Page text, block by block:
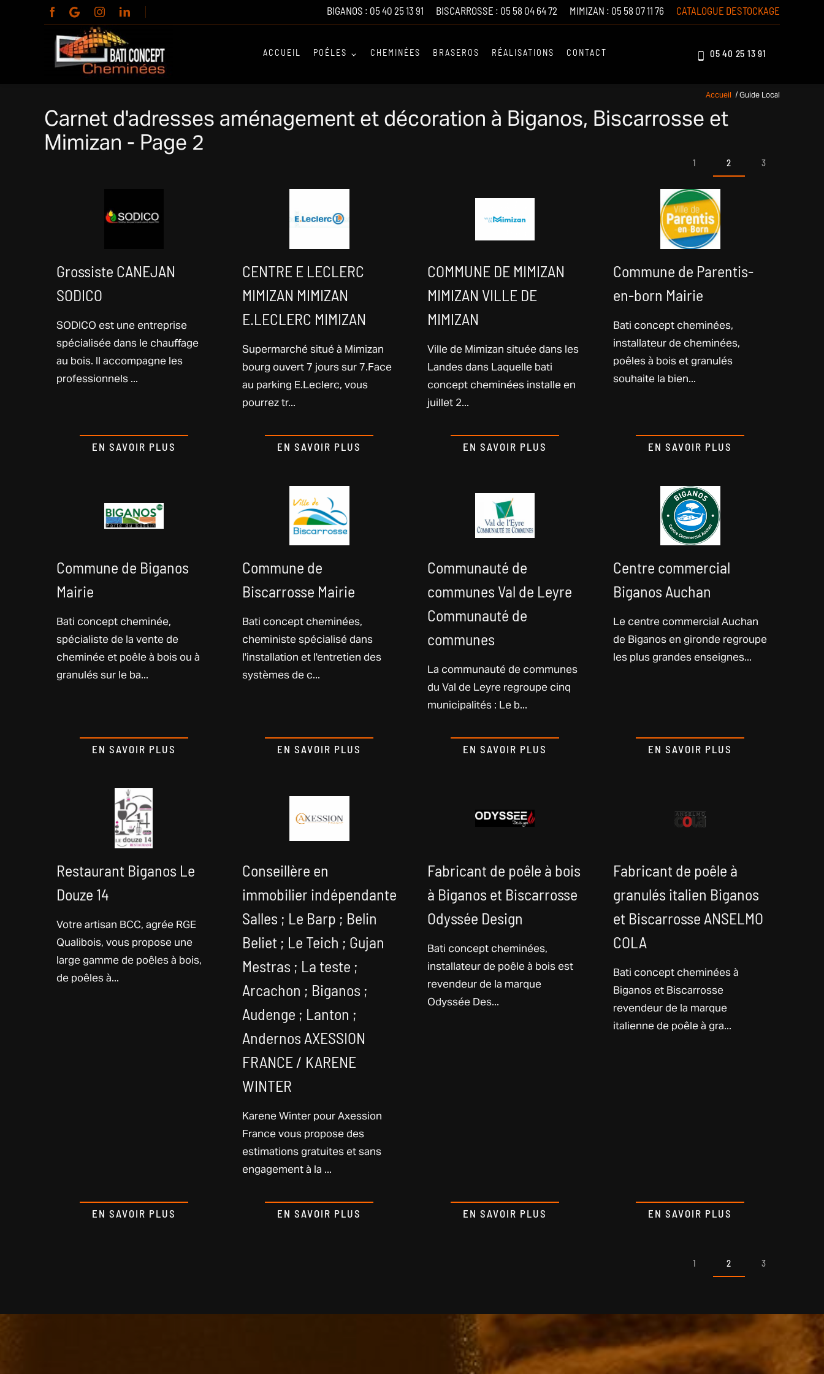
BIGANOS : 05 40 25 13 91 BISCARROSSE : 05 58 04 64 72 MIMIZAN : 05 58 07 11 76 CATALOGUE DESTOCKAGE
ACCUEIL POÊLES CHEMINÉES BRASEROS RÉALISATIONS CONTACT 05 40 25 13 91
Accueil Guide Local
Carnet d'adresses aménagement et décoration à Biganos, Biscarrosse et
Mimizan - Page 2
1 2 3
Grossiste CANEJAN
SODICO
SODICO est une entreprise
spécialisée dans le chauffage
au bois. Il accompagne les
professionnels ...
EN SAVOIR PLUS
CENTRE E LECLERC
MIMIZAN MIMIZAN
E.LECLERC MIMIZAN
Supermarché situé à Mimizan
bourg ouvert 7 jours sur 7.Face
au parking E.Leclerc, vous
pourrez tr...
EN SAVOIR PLUS
COMMUNE DE MIMIZAN
MIMIZAN VILLE DE
MIMIZAN
Ville de Mimizan située dans les
Landes dans Laquelle bati
concept cheminées installe en
juillet 2...
EN SAVOIR PLUS
Commune de Parentis-
en-born Mairie
Bati concept cheminées,
installateur de cheminées,
poêles à bois et granulés
souhaite la bien...
EN SAVOIR PLUS
Commune de Biganos
Mairie
Bati concept cheminée,
spécialiste de la vente de
cheminée et poêle à bois ou à
granulés sur le ba...
EN SAVOIR PLUS
Commune de
Biscarrosse Mairie
Bati concept cheminées,
cheministe spécialisé dans
l'installation et l'entretien des
systèmes de c...
EN SAVOIR PLUS
Communauté de
communes Val de Leyre
Communauté de
communes
La communauté de communes
du Val de Leyre regroupe cinq
municipalités : Le b...
EN SAVOIR PLUS
Centre commercial
Biganos Auchan
Le centre commercial Auchan
de Biganos en gironde regroupe
les plus grandes enseignes...
EN SAVOIR PLUS
Restaurant Biganos Le
Douze 14
Votre artisan BCC, agrée RGE
Qualibois, vous propose une
large gamme de poêles à bois,
de poêles à...
EN SAVOIR PLUS
Conseillère en
immobilier indépendante
Salles ; Le Barp ; Belin
Beliet ; Le Teich ; Gujan
Mestras ; La teste ;
Arcachon ; Biganos ;
Audenge ; Lanton ;
Andernos AXESSION
FRANCE / KARENE
WINTER
Karene Winter pour Axession
France vous propose des
estimations gratuites et sans
engagement à la ...
EN SAVOIR PLUS
Fabricant de poêle à bois
à Biganos et Biscarrosse
Odyssée Design
Bati concept cheminées,
installateur de poêle à bois est
revendeur de la marque
Odyssée Des...
EN SAVOIR PLUS
Fabricant de poêle à
granulés italien Biganos
et Biscarrosse ANSELMO
COLA
Bati concept cheminées à
Biganos et Biscarrosse
revendeur de la marque
italienne de poêle à gra...
EN SAVOIR PLUS
1 2 3
Panneau de gestion des cookies